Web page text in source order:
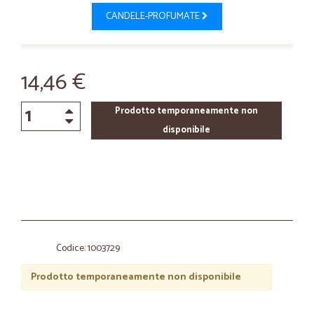
CANDELE-PROFUMATE
14,46 €
Prodotto temporaneamente non
disponibile
Codice: 1003729
Prodotto temporaneamente non disponibile